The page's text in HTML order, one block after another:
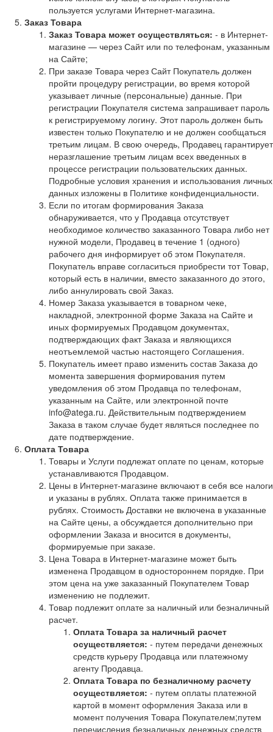
пользуется услугами Интернет-магазина.
Заказ Товара
Заказ Товара может осуществляться: - в Интернет-
магазине — через Сайт или по телефонам, указанным
на Сайте;
При заказе Товара через Сайт Покупатель должен
пройти процедуру регистрации, во время которой
указывает личные (персональные) данные. При
регистрации Покупателя система запрашивает пароль
к регистрируемому логину. Этот пароль должен быть
известен только Покупателю и не должен сообщаться
третьим лицам. В свою очередь, Продавец гарантирует
неразглашение третьим лицам всех введенных в
процессе регистрации пользовательских данных.
Подробные условия хранения и использования личных
данных изложены в Политике конфиденциальности.
Если по итогам формирования Заказа
обнаруживается, что у Продавца отсутствует
необходимое количество заказанного Товара либо нет
нужной модели, Продавец в течение 1 (одного)
рабочего дня информирует об этом Покупателя.
Покупатель вправе согласиться приобрести тот Товар,
который есть в наличии, вместо заказанного до этого,
либо аннулировать свой Заказ.
Номер Заказа указывается в товарном чеке,
накладной, электронной форме Заказа на Сайте и
иных формируемых Продавцом документах,
подтверждающих факт Заказа и являющихся
неотъемлемой частью настоящего Соглашения.
Покупатель имеет право изменить состав Заказа до
момента завершения формирования путем
уведомления об этом Продавца по телефонам,
указанным на Сайте, или электронной почте
info@atega.ru. Действительным подтверждением
Заказа в таком случае будет являться последнее по
дате подтверждение.
Оплата Товара
Товары и Услуги подлежат оплате по ценам, которые
устанавливаются Продавцом.
Цены в Интернет-магазине включают в себя все налоги
и указаны в рублях. Оплата также принимается в
рублях. Стоимость Доставки не включена в указанные
на Сайте цены, а обсуждается дополнительно при
оформлении Заказа и вносится в документы,
формируемые при заказе.
Цена Товара в Интернет-магазине может быть
изменена Продавцом в одностороннем порядке. При
этом цена на уже заказанный Покупателем Товар
изменению не подлежит.
Товар подлежит оплате за наличный или безналичный
расчет.
Оплата Товара за наличный расчет
осуществляется: - путем передачи денежных
средств курьеру Продавца или платежному
агенту Продавца.
Оплата Товара по безналичному расчету
осуществляется: - путем оплаты платежной
картой в момент оформления Заказа или в
момент получения Товара Покупателем;путем
перечисления безналичных денежных средств